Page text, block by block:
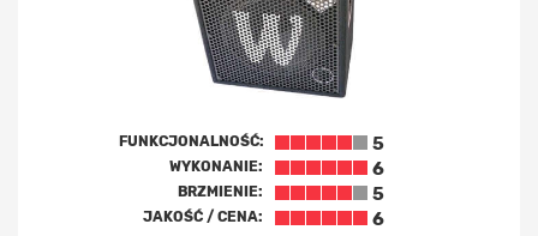
FUNKCJONALNOŚĆ: 5
WYKONANIE: 6
BRZMIENIE: 5
JAKOŚĆ / CENA: 6